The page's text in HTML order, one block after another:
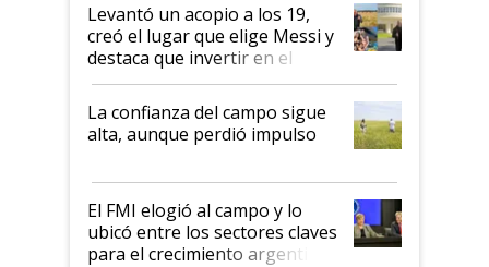
Levantó un acopio a los 19,
creó el lugar que elige Messi y
destaca que invertir en el
kirchnerismo era como "darle
plata a un hijo para droga":
Juan Félix Rossetti, el libertario
que de una dura crisis salió
de Milei
La confianza del campo sigue
alta, aunque perdió impulso
El FMI elogió al campo y lo
ubicó entre los sectores claves
para el crecimiento argentino